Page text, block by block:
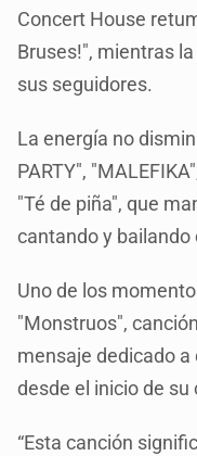
Concert House
Bruses!", mientras
sus seguidores.
La energía no
PARTY",
"Té de piña", que
cantando y
Uno de los
"Monstruos",
mensaje dedicado
desde el inicio de su
“Esta canción